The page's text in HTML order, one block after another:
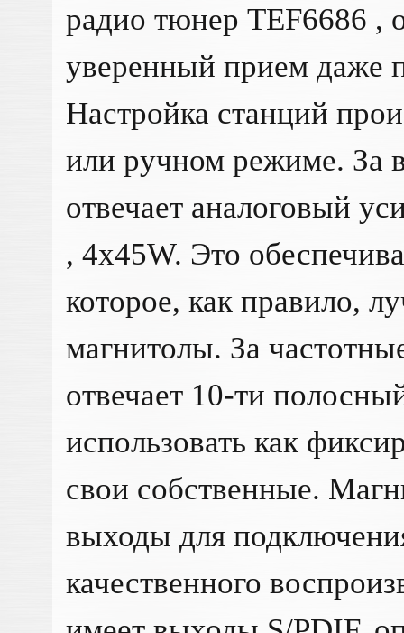
радио тюнер TEF6686 ,
уверенный прием даже
Настройка станций
или ручном режиме. За
отвечает аналоговый
, 4x45W. Это
которое, как правило,
магнитолы. За
отвечает 10-ти
использовать как
свои собственные.
выходы для
качественного